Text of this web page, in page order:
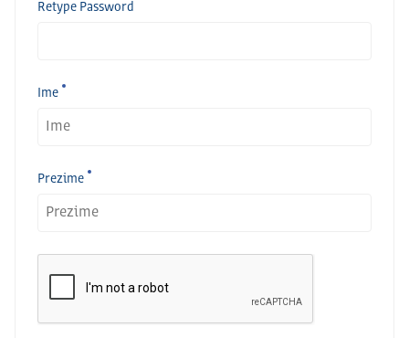
Retype Password
Ime
Prezime